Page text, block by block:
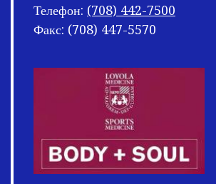
Телефон: (708) 442-7500
Факс: (708) 447-5570
Мешање
подножјето